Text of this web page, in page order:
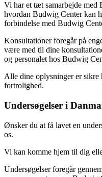
Vi har et tæt samarbejde
hvordan Budwig Center kan
forbindelse med Budwig
Konsultationer foregår på
være med til dine
og personalet hos Budwig
Alle dine oplysninger er sikre
fortrolighed.
Undersøgelser i
Ønsker du at få lavet en
os.
Vi kan komme hjem til dig
Undersøgelser foregår